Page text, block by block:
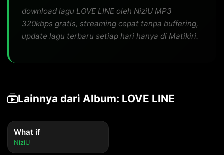
download lagu LOVE LINE oleh NiziU MP3
320kbps gratis, streaming cepat tanpa buffering,
update lagu terbaru setiap hari hanya di Matikiri.
Lainnya dari Album: LOVE LINE
What if
NiziU